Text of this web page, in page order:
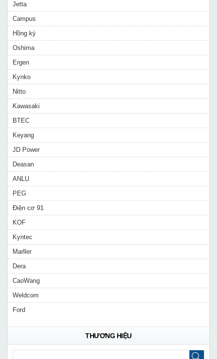
Jetta
Campus
Hồng ký
Oshima
Ergen
Kynko
Nitto
Kawasaki
BTEC
Keyang
JD Power
Deasan
ANLU
PEG
Điện cơ 91
KOF
Kyntec
Marller
Dera
CaoWang
Weldcom
Ford
THƯƠNG HIỆU